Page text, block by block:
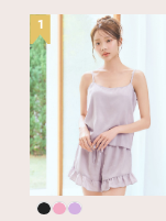
┈┈┈┈┈┈┈┈┈┈
┈♡ #aimerfeel #エ
メフィール #ランジェ
リーブランド #ランジ
ェリーショップ #下着
通販 #大人可愛い #可
愛いブラ #デートコー
デ #可愛い下着 #かわ
いいランジェリー #大
人エレガント #大人ガ
ーリー #ブラジャー #
ショーツ #下着女子 #
自分へのご褒美
1